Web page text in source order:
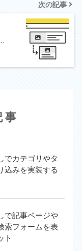
次の記事
事
でカテゴリやタ
込みを実装する
で記事ページや
索フォームを表
ト